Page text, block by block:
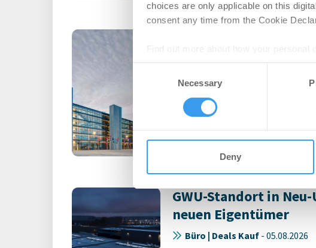
choices are only applicable on this
consent any time from the Cookie
We use cookies to personalise content
other information that you’ve provided
Necessary
Deny
Büro | Deals Miete
Union Investment schließt
GWU-Standort in
neuen Eigentümer
Büro | Deals Kauf - 05.08.2026